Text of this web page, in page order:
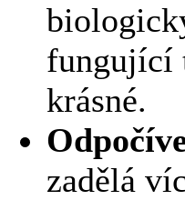
fungující
krásné.
zadělá